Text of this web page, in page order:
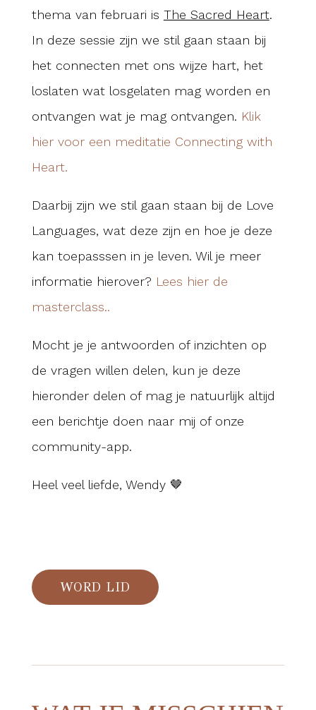
thema van februari is The Sacred Heart.
In deze sessie zijn we stil gaan staan bij
het connecten met ons wijze hart, het
loslaten wat losgelaten mag worden en
ontvangen wat je mag ontvangen. Klik
hier voor een meditatie Connecting with
Heart.
Daarbij zijn we stil gaan staan bij de Love
Languages, wat deze zijn en hoe je deze
kan toepasssen in je leven. Wil je meer
informatie hierover? Lees hier de
masterclass..
Mocht je je antwoorden of inzichten op
de vragen willen delen, kun je deze
hieronder delen of mag je natuurlijk altijd
een berichtje doen naar mij of onze
community-app.
Heel veel liefde, Wendy 🤎
WORD LID